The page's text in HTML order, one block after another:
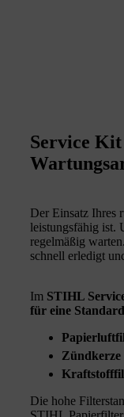
Service
Der Einsatz Ihres
leistungsfähig ist.
regelmäßig
schnell erledigt
Im STIHL
für eine
Zündkerze
Die hohe